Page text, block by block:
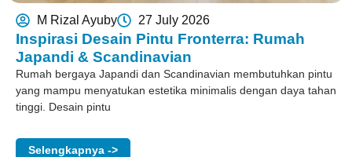
M Rizal Ayuby 27 July 2026
Inspirasi Desain Pintu Fronterra: Rumah
Japandi & Scandinavian
Rumah bergaya Japandi dan Scandinavian membutuhkan pintu
yang mampu menyatukan estetika minimalis dengan daya tahan
tinggi. Desain pintu
Selengkapnya ->